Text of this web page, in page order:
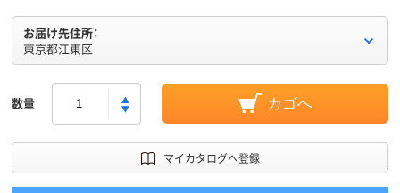
お届け先住所：
東京都江東区
数量 カゴへ
マイカタログへ登録